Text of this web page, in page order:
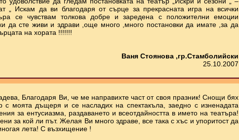
„ Искам да ви благодаря от сърце за прекрасната игра на всички
се чувствам толкова добре и заредена с положителни емоции
да сте живи и здрави ,още много ,много постановки да имате ,за да
на хората !!!!!!!
Ваня Стоянова ,гр.Стамболийски
25.10.2007
Благодаря Ви, че ме направихте част от своя празник! Снощи бях
с моята дъщеря и се насладих на спектакъла, заедно с изненадата
за ентусиазма, раздаването и всеотдайността в името на театъра!
за кой ли път. Желая Ви много здраве, все така с хъс и упоритост да
лета! С възхищение !